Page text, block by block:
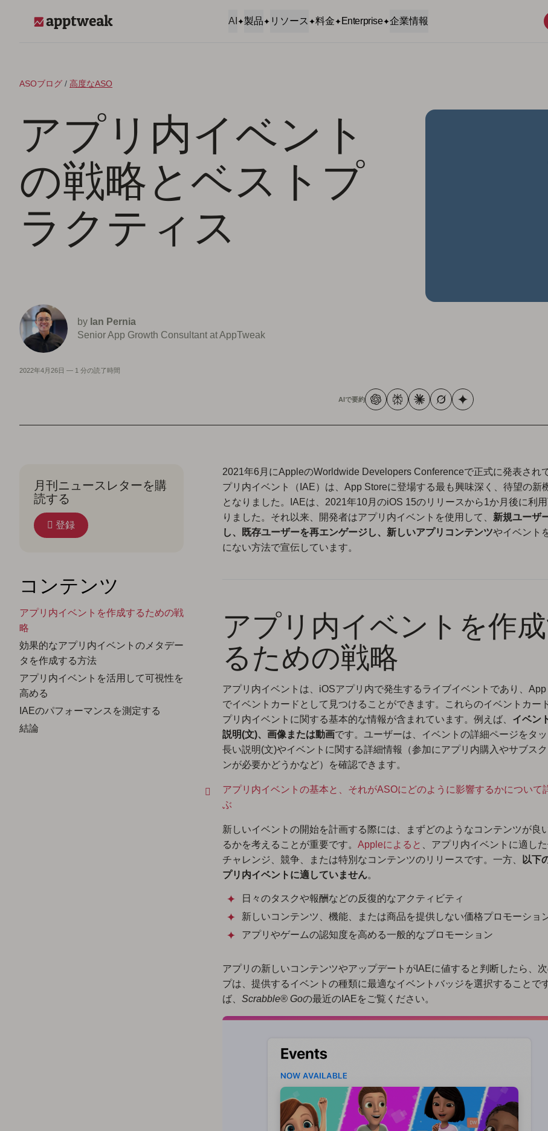
AI 製品 リソース 料金 Enterprise 企業情報
ASOブログ / 高度なASO
アプリ内イベント
の戦略とベストプ
ラクティス
by Ian Pernia
Senior App Growth Consultant at AppTweak
2022年4月26日 — 1 分の読了時間
AIで要約
月刊ニュースレターを購
読する
登録
コンテンツ
アプリ内イベントを作成するための戦
略
効果的なアプリ内イベントのメタデー
タを作成する方法
アプリ内イベントを活用して可視性を
高める
IAEのパフォーマンスを測定する
結論
2021年6月にAppleのWorldwide Developers Conferenceで正式に発表され
プリ内イベント（IAE）は、App Storeに登場する最も興味深く、待望の新
となりました。IAEは、2021年10月のiOS 15のリリースから1か月後に利
りました。それ以来、開発者はアプリ内イベントを使用して、 新規ユーザ
し、既存ユーザーを再エンゲージし、新しいアプリコンテンツやイベント
にない方法で宣伝しています。
アプリ内イベントを作
るための戦略
アプリ内イベントは、iOSアプリ内で発生するライブイベントであり、App
でイベントカードとして見つけることができます。これらのイベントカー
プリ内イベントに関する基本的な情報が含まれています。例えば、 イベン
説明(文)、画像または動画です。ユーザーは、イベントの詳細ページをタッ
長い説明(文)やイベントに関する詳細情報（参加にアプリ内購入やサブス
ンが必要かどうかなど）を確認できます。
アプリ内イベントの基本と、それがASOにどのように影響するかについて
ぶ
新しいイベントの開始を計画する際には、まずどのようなコンテンツが良
るかを考えることが重要です。 Appleによると
、アプリ内イベントに適した
チャレンジ、競争、または特別なコンテンツのリリースです。一方、
以下
プリ内イベントに適していません。
日々のタスクや報酬などの反復的なアクティビティ
新しいコンテンツ、機能、または商品を提供しない価格プロモーショ
アプリやゲームの認知度を高める一般的なプロモーション
アプリの新しいコンテンツやアップデートがIAEに値すると判断したら、
プは、提供するイベントの種類に最適なイベントバッジを選択することで
ば、 Scrabble® Goの最近のIAEをご覧ください。